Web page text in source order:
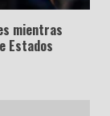
mientras
Estados